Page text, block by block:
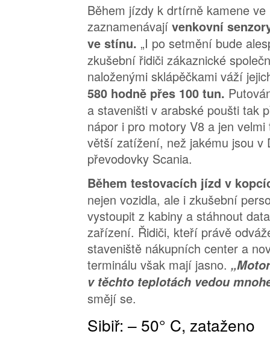
Během jízdy k drtírně kamene
zaznamenávají venkovní
ve stínu. „I po setmění bude
zkušební řidiči zákaznické
naloženými sklápěčkami váží
580 hodně přes 100 tun.
a staveništi v arabské poušti tak
nápor i pro motory V8 a jen
větší zatížení, než jakému jsou v
převodovky Scania.
Během testovacích jízd v
nejen vozidla, ale i zkušební
vystoupit z kabiny a stáhnout
zařízení. Řidiči, kteří právě
staveniště nákupních center a
terminálu však mají jasno.
v těchto teplotách vedou
smějí se.
Sibiř: – 50° C, zataženo